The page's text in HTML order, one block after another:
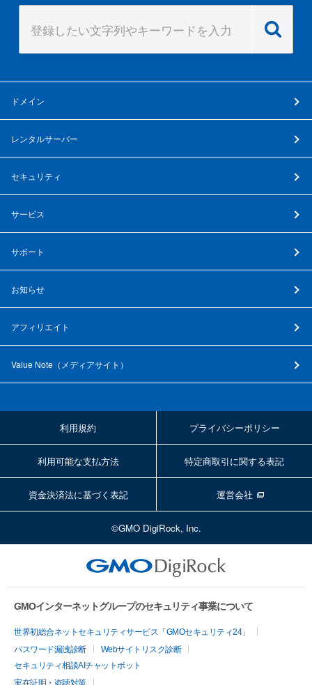
ドメイン
レンタルサーバー
セキュリティ
サービス
サポート
お知らせ
アフィリエイト
Value Note（ メディアサイト ）
利用規約 プライバシーポリシー
利用可能な支払方法 特定商取引に関する表記
資金決済法に基づく表記 運営会社
©GMO DigiRock, Inc.
GMOインターネットグループのセキュリティ事業について
世界初総合ネットセキュリティサービス「GMOセキュリティ24」
パスワード漏洩診断
Webサイトリスク診断
セキュリティ相談AIチャットボット
実在証明・盗聴対策